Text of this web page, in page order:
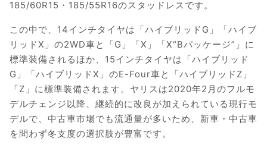
185/60R15・185/55R16のスタッドレスです。
この中で、14インチタイヤは「ハイブリッドG」「ハイブ
リッドX」の2WD車と「G」「X」「X“Bパッケージ”」に
標準装備されるほか、15インチタイヤは「ハイブリッド
G」「ハイブリッドX」のE-Four車と「ハイブリッドZ」
「Z」に標準装備されます。ヤリスは2020年2月のフルモ
デルチェンジ以降、継続的に改良が加えられている現行モ
デルで、中古車市場でも流通量が多いため、新車・中古車
を問わず冬支度の選択肢が豊富です。